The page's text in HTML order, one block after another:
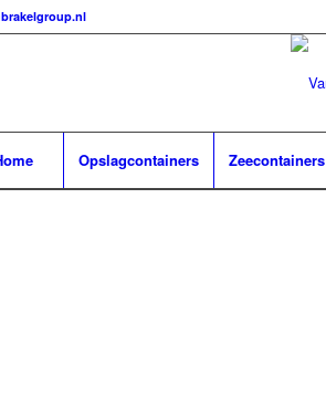
Opslagcontainers Zeecontainers